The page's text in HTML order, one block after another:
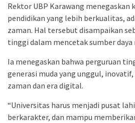
Rektor UBP Karawang
pendidikan yang lebih berkualitas,
zaman. Hal tersebut disampaikan
tinggi dalam mencetak sumber daya
Ia menegaskan bahwa perguruan
generasi muda yang unggul,
zaman dan era digital.
“Universitas harus menjadi pusat
berkarakter, dan mampu